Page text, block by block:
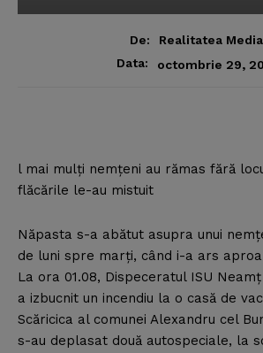
De:
Realitatea Media
Data:
octombrie 29,
l mai mulţi nemţeni au rămas fără
flăcările le-au mistuit
Năpasta s-a abătut asupra unui
de luni spre marţi, când i-a ars
La ora 01.08, Dispeceratul ISU
a izbucnit un incendiu la o casă de
Scăricica al comunei Alexandru cel
s-au deplasat două autospeciale, la